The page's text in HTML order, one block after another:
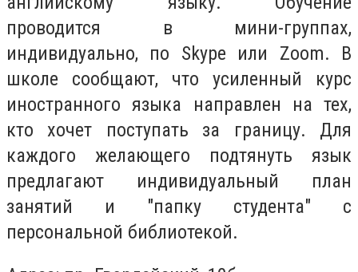
проводится в мини-группах,
индивидуально, по Skype или Zoom. В
школе сообщают, что усиленный курс
иностранного языка направлен на тех,
кто хочет поступать за границу. Для
каждого желающего подтянуть язык
предлагают индивидуальный план
занятий и "папку студента" с
персональной библиотекой.